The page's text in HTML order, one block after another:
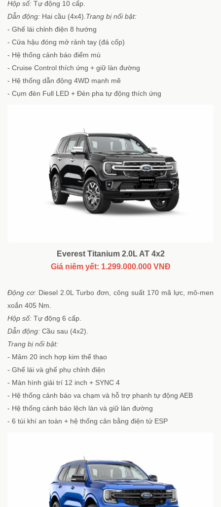
Hộp số: Tự động 10 cấp.
Dẫn động: Hai cầu (4x4).Trang bị nổi bật:
- Ghế lái chỉnh điện 8 hướng
- Cửa hậu đóng mở rảnh tay (đá cốp)
- Hệ thống cảnh báo điểm mù
- Cruise Control thích ứng + giữ làn đường
- Hệ thống dẫn động 4WD mạnh mẽ
- Cụm đèn Full LED + Đèn pha tự động thích ứng
Everest Titanium 2.0L AT 4x2
Giá niêm yết: 1.299.000.000 VNĐ
Động cơ: Diesel 2.0L Turbo đơn, công suất 170 mã lực, mô-men
xoắn 405 Nm.
Hộp số: Tự động 6 cấp.
Dẫn động: Cầu sau (4x2).
Trang bị nổi bật:
- Mâm 20 inch hợp kim thể thao
- Ghế lái và ghế phụ chỉnh điện
- Màn hình giải trí 12 inch + SYNC 4
- Hệ thống cảnh báo va chạm và hỗ trợ phanh tự động AEB
- Hệ thống cảnh báo lệch làn và giữ làn đường
- 6 túi khí an toàn + hệ thống cân bằng điện tử ESP